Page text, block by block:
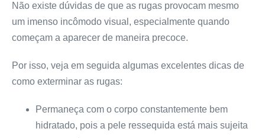
Não existe dúvidas de que as rugas provocam mesmo
um imenso incômodo visual, especialmente quando
começam a aparecer de maneira precoce.
Por isso, veja em seguida algumas excelentes dicas de
como exterminar as rugas:
Permaneça com o corpo constantemente bem
hidratado, pois a pele ressequida está mais sujeita